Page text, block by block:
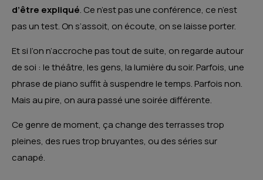
d’être expliqué. Ce n’est pas une conférence, ce n’est
pas un test. On s’assoit, on écoute, on se laisse porter.
Et si l’on n’accroche pas tout de suite, on regarde autour
de soi : le théâtre, les gens, la lumière du soir. Parfois, une
phrase de piano suffit à suspendre le temps. Parfois non.
Mais au pire, on aura passé une soirée différente.
Ce genre de moment, ça change des terrasses trop
pleines, des rues trop bruyantes, ou des séries sur
canapé.